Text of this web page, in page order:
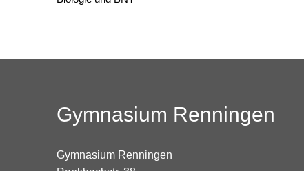
Gymnasium Renningen
Gymnasium Renningen